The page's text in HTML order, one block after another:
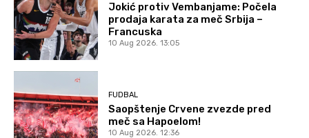
Jokić protiv Vembanjame: Počela
prodaja karata za meč Srbija –
Francuska
10 Aug 2026. 13:05
FUDBAL
Saopštenje Crvene zvezde pred
meč sa Hapoelom!
10 Aug 2026. 12:36